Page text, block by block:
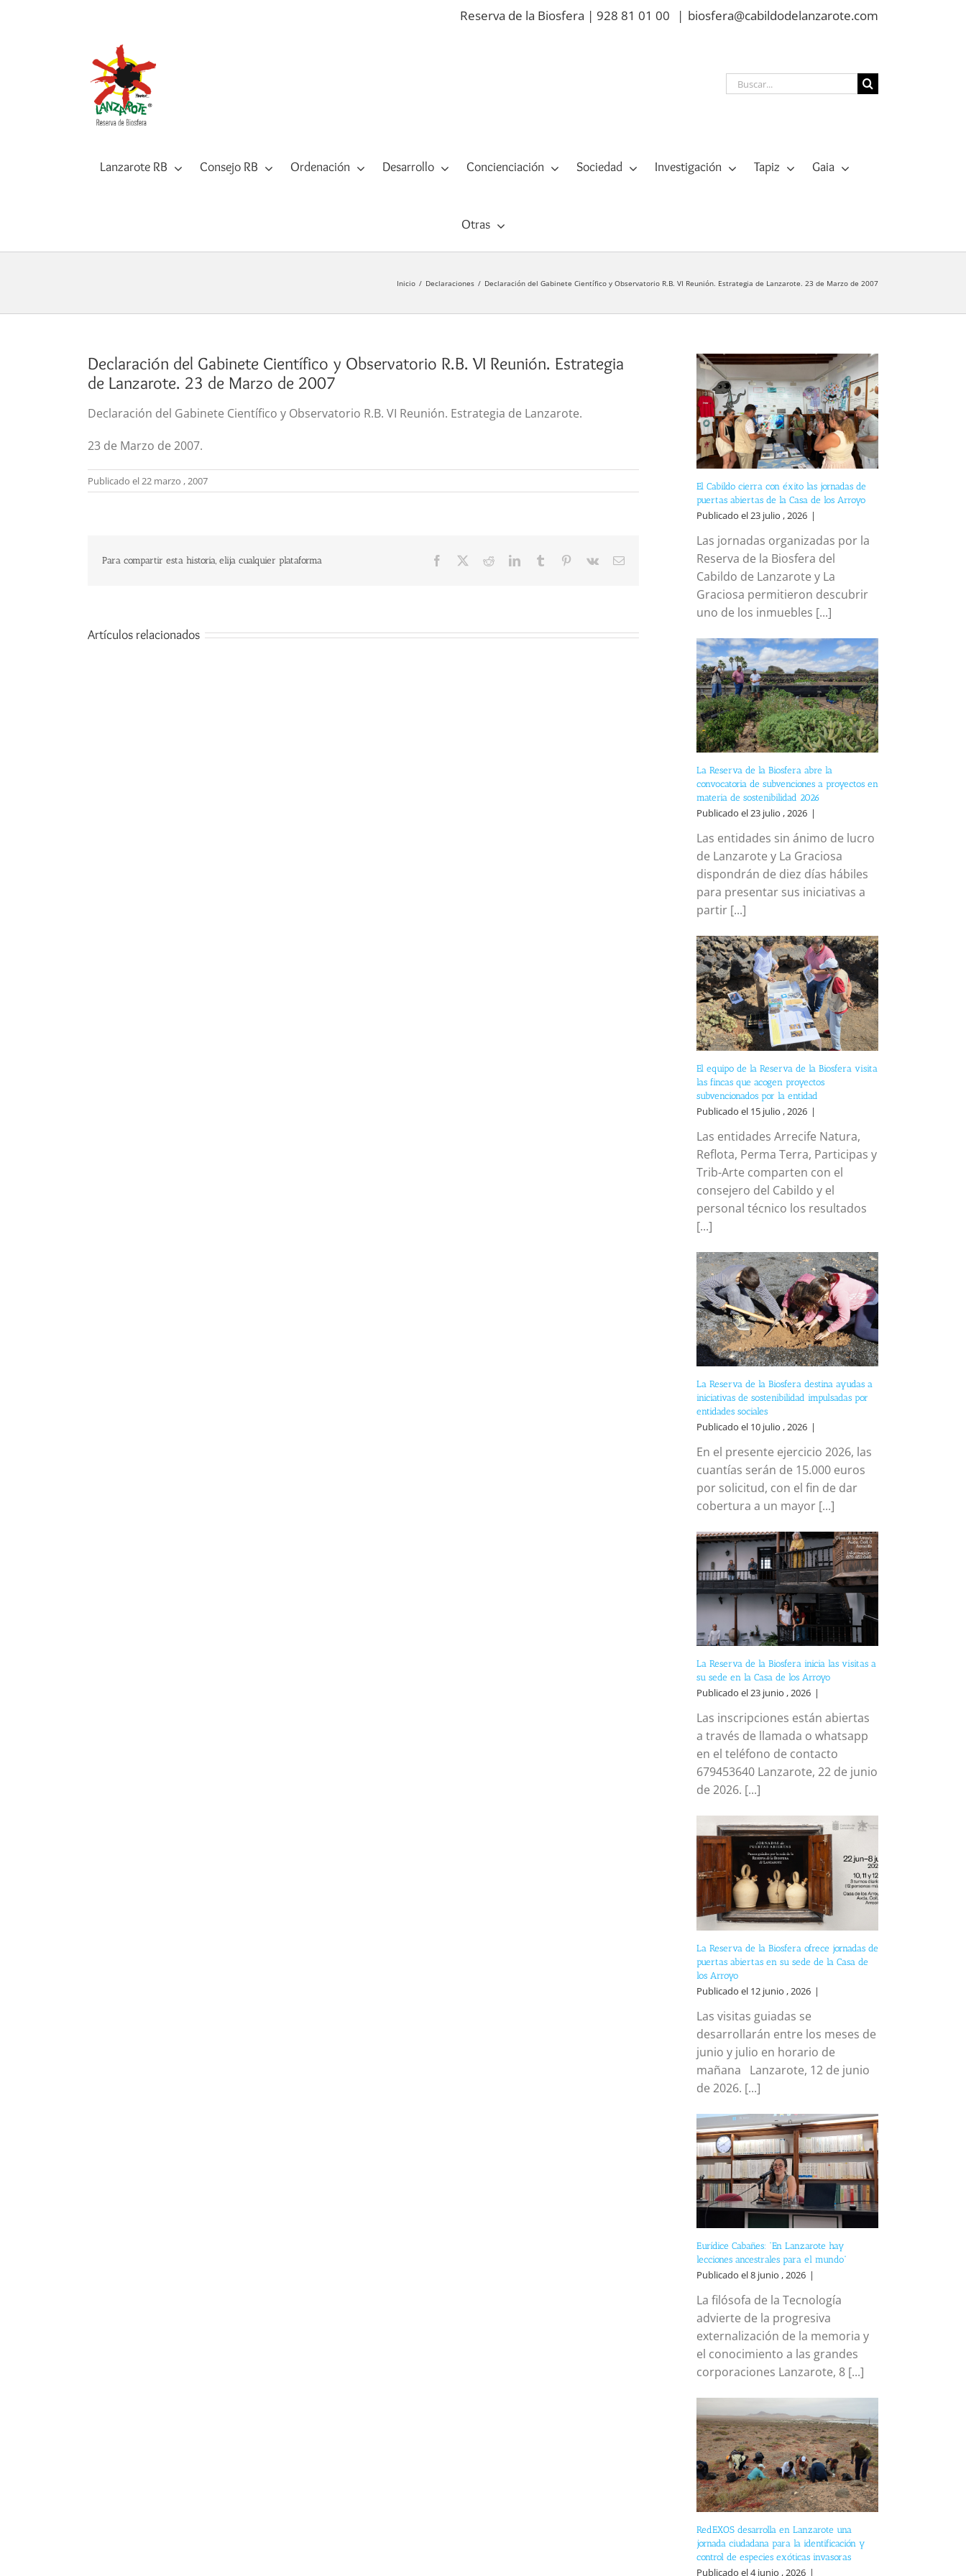
Reserva de la Biosfera | 928 81 01 00 | biosfera@cabildodelanzarote.com
Buscar:
Lanzarote RB Consejo RB Ordenación Desarrollo Concienciación Sociedad Investigación Tapiz Gaia
Otras
Inicio Declaraciones Declaración del Gabinete Científico y Observatorio R.B. VI Reunión. Estrategia de Lanzarote. 23 de Marzo de 2007
Declaración del Gabinete Científico y Observatorio R.B. VI Reunión. Estrategia
de Lanzarote. 23 de Marzo de 2007
Declaración del Gabinete Científico y Observatorio R.B. VI Reunión. Estrategia de Lanzarote.
23 de Marzo de 2007.
Publicado el 22 marzo , 2007
Para compartir esta historia, elija cualquier plataforma Facebook RedditLinkedInTumblr Pinterest
Vk
Correo
Artículos relacionados
El Cabildo cierra con éxito las jornadas de
puertas abiertas de la Casa de los Arroyo
Publicado el 23 julio , 2026 |
Las jornadas organizadas por la
Reserva de la Biosfera del
Cabildo de Lanzarote y La
Graciosa permitieron descubrir
uno de los inmuebles [...]
La Reserva de la Biosfera abre la
convocatoria de subvenciones a proyectos en
materia de sostenibilidad 2026
Publicado el 23 julio , 2026 |
Las entidades sin ánimo de lucro
de Lanzarote y La Graciosa
dispondrán de diez días hábiles
para presentar sus iniciativas a
partir [...]
El equipo de la Reserva de la Biosfera visita
las fincas que acogen proyectos
subvencionados por la entidad
Publicado el 15 julio , 2026 |
Las entidades Arrecife Natura,
Reflota, Perma Terra, Participas y
Trib-Arte comparten con el
consejero del Cabildo y el
personal técnico los resultados
[...]
La Reserva de la Biosfera destina ayudas a
iniciativas de sostenibilidad impulsadas por
entidades sociales
Publicado el 10 julio , 2026 |
En el presente ejercicio 2026, las
cuantías serán de 15.000 euros
por solicitud, con el fin de dar
cobertura a un mayor [...]
La Reserva de la Biosfera inicia las visitas a
su sede en la Casa de los Arroyo
Publicado el 23 junio , 2026 |
Las inscripciones están abiertas
a través de llamada o whatsapp
en el teléfono de contacto
679453640 Lanzarote, 22 de junio
de 2026. [...]
La Reserva de la Biosfera ofrece jornadas de
puertas abiertas en su sede de la Casa de
los Arroyo
Publicado el 12 junio , 2026 |
Las visitas guiadas se
desarrollarán entre los meses de
junio y julio en horario de
mañana Lanzarote, 12 de junio
de 2026. [...]
Eurídice Cabañes: “En Lanzarote hay
lecciones ancestrales para el mundo”
Publicado el 8 junio , 2026 |
La filósofa de la Tecnología
advierte de la progresiva
externalización de la memoria y
el conocimiento a las grandes
corporaciones Lanzarote, 8 [...]
RedEXOS desarrolla en Lanzarote una
jornada ciudadana para la identificación y
control de especies exóticas invasoras
Publicado el 4 junio , 2026 |